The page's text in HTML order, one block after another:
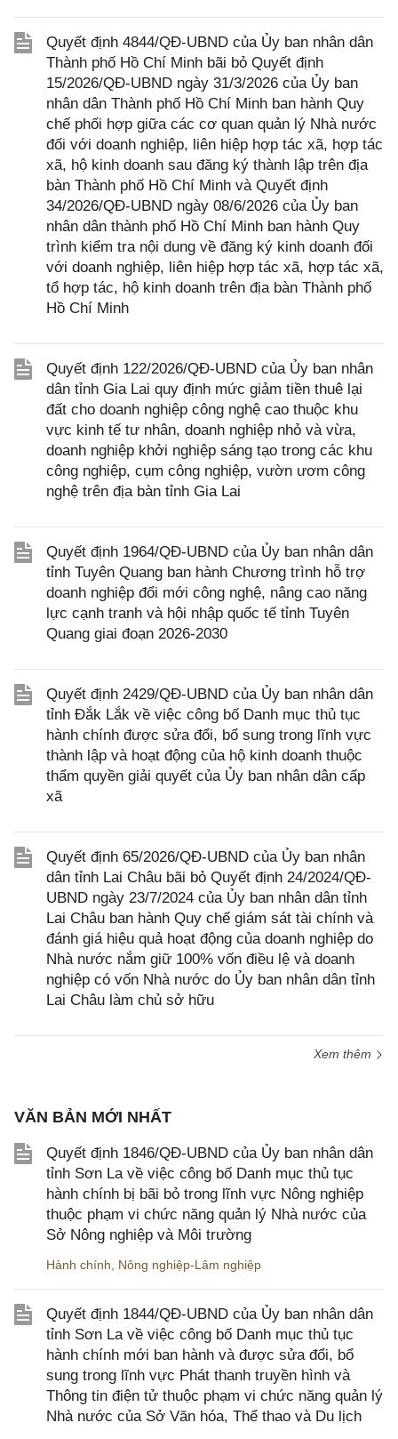
Quyết định 4844/QĐ-UBND của Ủy ban nhân dân
Thành phố Hồ Chí Minh bãi bỏ Quyết định
15/2026/QĐ-UBND ngày 31/3/2026 của Ủy ban
nhân dân Thành phố Hồ Chí Minh ban hành Quy
chế phối hợp giữa các cơ quan quản lý Nhà nước
đối với doanh nghiệp, liên hiệp hợp tác xã, hợp tác
xã, hộ kinh doanh sau đăng ký thành lập trên địa
bàn Thành phố Hồ Chí Minh và Quyết định
34/2026/QĐ-UBND ngày 08/6/2026 của Ủy ban
nhân dân thành phố Hồ Chí Minh ban hành Quy
trình kiểm tra nội dung về đăng ký kinh doanh đối
với doanh nghiệp, liên hiệp hợp tác xã, hợp tác xã,
tổ hợp tác, hộ kinh doanh trên địa bàn Thành phố
Hồ Chí Minh
Quyết định 122/2026/QĐ-UBND của Ủy ban nhân
dân tỉnh Gia Lai quy định mức giảm tiền thuê lại
đất cho doanh nghiệp công nghệ cao thuộc khu
vực kinh tế tư nhân, doanh nghiệp nhỏ và vừa,
doanh nghiệp khởi nghiệp sáng tạo trong các khu
công nghiệp, cụm công nghiệp, vườn ươm công
nghệ trên địa bàn tỉnh Gia Lai
Quyết định 1964/QĐ-UBND của Ủy ban nhân dân
tỉnh Tuyên Quang ban hành Chương trình hỗ trợ
doanh nghiệp đổi mới công nghệ, nâng cao năng
lực cạnh tranh và hội nhập quốc tế tỉnh Tuyên
Quang giai đoạn 2026-2030
Quyết định 2429/QĐ-UBND của Ủy ban nhân dân
tỉnh Đắk Lắk về việc công bố Danh mục thủ tục
hành chính được sửa đổi, bổ sung trong lĩnh vực
thành lập và hoạt động của hộ kinh doanh thuộc
thẩm quyền giải quyết của Ủy ban nhân dân cấp
xã
Quyết định 65/2026/QĐ-UBND của Ủy ban nhân
dân tỉnh Lai Châu bãi bỏ Quyết định 24/2024/QĐ-
UBND ngày 23/7/2024 của Ủy ban nhân dân tỉnh
Lai Châu ban hành Quy chế giám sát tài chính và
đánh giá hiệu quả hoạt động của doanh nghiệp do
Nhà nước nắm giữ 100% vốn điều lệ và doanh
nghiệp có vốn Nhà nước do Ủy ban nhân dân tỉnh
Lai Châu làm chủ sở hữu
Xem thêm
VĂN BẢN MỚI NHẤT
Quyết định 1846/QĐ-UBND của Ủy ban nhân dân
tỉnh Sơn La về việc công bố Danh mục thủ tục
hành chính bị bãi bỏ trong lĩnh vực Nông nghiệp
thuộc phạm vi chức năng quản lý Nhà nước của
Sở Nông nghiệp và Môi trường
Hành chính Nông nghiệp-Lâm nghiệp
Quyết định 1844/QĐ-UBND của Ủy ban nhân dân
tỉnh Sơn La về việc công bố Danh mục thủ tục
hành chính mới ban hành và được sửa đổi, bổ
sung trong lĩnh vực Phát thanh truyền hình và
Thông tin điện tử thuộc phạm vi chức năng quản lý
Nhà nước của Sở Văn hóa, Thể thao và Du lịch